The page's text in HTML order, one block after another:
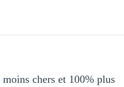
chers et 100% plus